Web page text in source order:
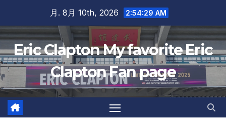
content
月. 8月 10th, 2026 2:54:30 AM
Eric Clapton My favorite Eric
Clapton Fan page